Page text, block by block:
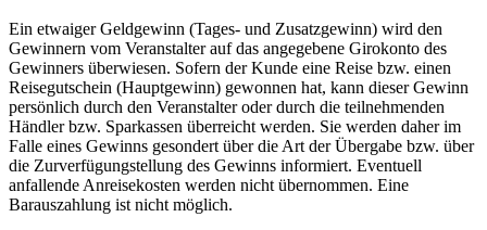
Ein etwaiger Geldgewinn (Tages- und Zusatzgewinn) wird den
Gewinnern vom Veranstalter auf das angegebene Girokonto des
Gewinners überwiesen. Sofern der Kunde eine Reise bzw. einen
Reisegutschein (Hauptgewinn) gewonnen hat, kann dieser Gewinn
persönlich durch den Veranstalter oder durch die teilnehmenden
Händler bzw. Sparkassen überreicht werden. Sie werden daher im
Falle eines Gewinns gesondert über die Art der Übergabe bzw. über
die Zurverfügungstellung des Gewinns informiert. Eventuell
anfallende Anreisekosten werden nicht übernommen. Eine
Barauszahlung ist nicht möglich.